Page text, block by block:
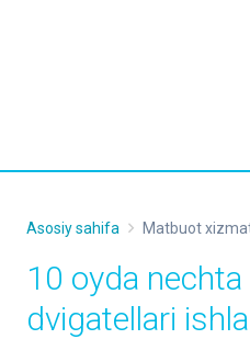
Asosiy sahifa Matbuot
10 oyda
dvigatellari